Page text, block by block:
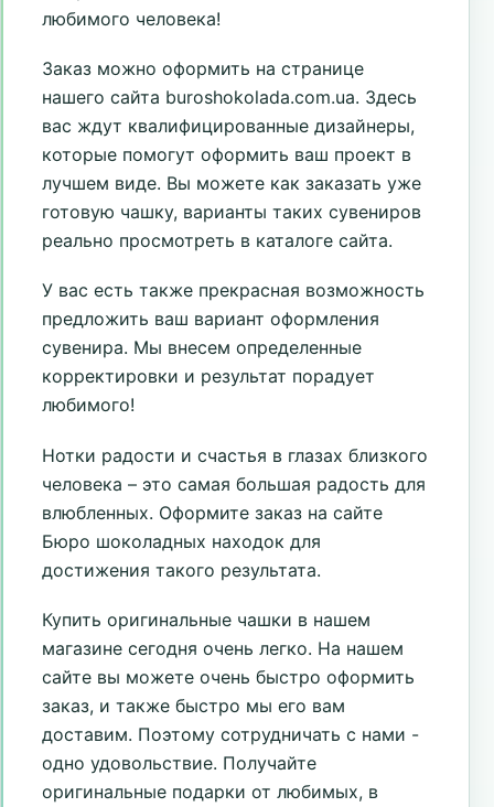
любимого человека!
Заказ можно оформить на странице
нашего сайта buroshokolada.com.ua. Здесь
вас ждут квалифицированные дизайнеры,
которые помогут оформить ваш проект в
лучшем виде. Вы можете как заказать уже
готовую чашку, варианты таких сувениров
реально просмотреть в каталоге сайта.
У вас есть также прекрасная возможность
предложить ваш вариант оформления
сувенира. Мы внесем определенные
корректировки и результат порадует
любимого!
Нотки радости и счастья в глазах близкого
человека – это самая большая радость для
влюбленных. Оформите заказ на сайте
Бюро шоколадных находок для
достижения такого результата.
Купить оригинальные чашки в нашем
магазине сегодня очень легко. На нашем
сайте вы можете очень быстро оформить
заказ, и также быстро мы его вам
доставим. Поэтому сотрудничать с нами -
одно удовольствие. Получайте
оригинальные подарки от любимых, в